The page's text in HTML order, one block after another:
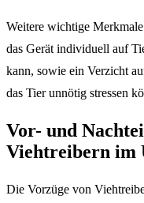
Weitere wichtige
das Gerät individuell auf
kann, sowie ein Verzicht
das Tier unnötig stressen
Vor- und
Viehtreibern im
Die Vorzüge von